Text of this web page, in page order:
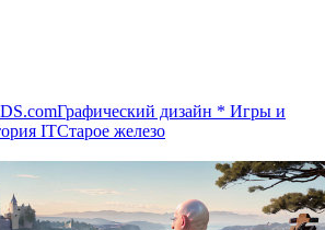
Графический дизайн * Игры и
ITСтарое железо